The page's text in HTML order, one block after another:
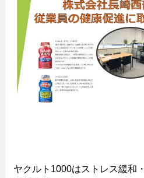
ヤクルト1000はストレス緩和